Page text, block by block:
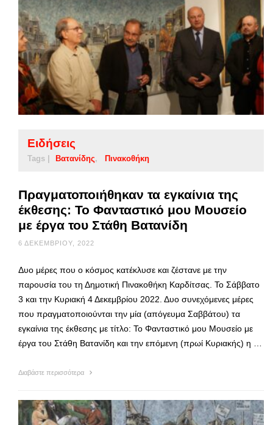
Ειδήσεις
Tags | Βατανίδης Πινακοθήκη
Πραγματοποιήθηκαν τα εγκαίνια της
έκθεσης: Το Φανταστικό μου Μουσείο
με έργα του Στάθη Βατανίδη
6 ΔΕΚΕΜΒΡΊΟΥ, 2022
Δυο μέρες που ο κόσμος κατέκλυσε και ζέστανε με την
παρουσία του τη Δημοτική Πινακοθήκη Καρδίτσας. Το Σάββατο
3 και την Κυριακή 4 Δεκεμβρίου 2022. Δυο συνεχόμενες μέρες
που πραγματοποιούνται την μία (απόγευμα Σαββάτου) τα
εγκαίνια της έκθεσης με τίτλο: Το Φανταστικό μου Μουσείο με
έργα του Στάθη Βατανίδη και την επόμενη (πρωί Κυριακής) η …
Διαβάστε περισσότερα